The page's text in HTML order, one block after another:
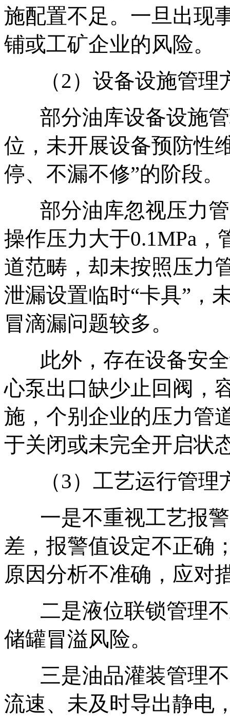
施配置不足。一旦出现
铺或工矿企业的风险。
（2）设备设施管理
部分油库设备设施
位，未开展设备预防性
停、不漏不修”的阶段。
部分油库忽视压力
操作压力大于0.1MPa
道范畴，却未按照压力
泄漏设置临时“卡具”，
冒滴漏问题较多。
此外，存在设备安
心泵出口缺少止回阀，
施，个别企业的压力管
于关闭或未完全开启状
（3）工艺运行管理
一是不重视工艺报
差，报警值设定不正确
原因分析不准确，应对
二是液位联锁管理
储罐冒溢风险。
三是油品灌装管理
流速、未及时导出静电